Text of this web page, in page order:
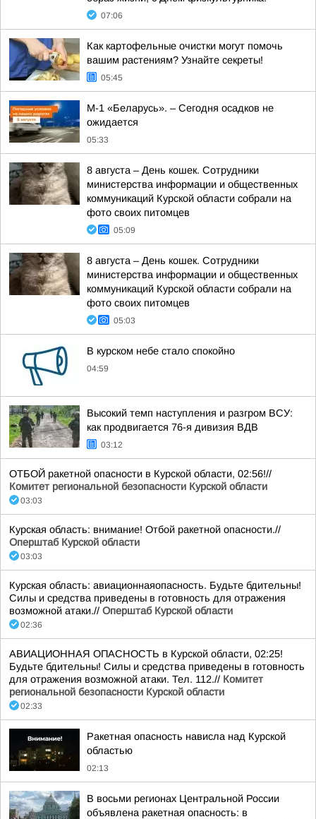
07:06
Как картофельные очистки могут помочь
вашим растениям? Узнайте секреты!
05:45
М-1 «Беларусь». – Сегодня осадков не
ожидается
05:33
8 августа – День кошек. Сотрудники
министерства информации и общественных
коммуникаций Курской области собрали на
фото своих питомцев
05:09
8 августа – День кошек. Сотрудники
министерства информации и общественных
коммуникаций Курской области собрали на
фото своих питомцев
05:03
В курском небе стало спокойно
04:59
Высокий темп наступления и разгром ВСУ:
как продвигается 76-я дивизия ВДВ
03:12
ОТБОЙ ракетной опасности в Курской области, 02:56!//
Комитет региональной безопасности Курской области
03:03
Курская область: внимание! Отбой ракетной опасности.//
Оперштаб Курской области
03:03
Курская область: авиационнаяопасность. Будьте бдительны!
Силы и средства приведены в готовность для отражения
возможной атаки.// Оперштаб Курской области
02:36
АВИАЦИОННАЯ ОПАСНОСТЬ в Курской области, 02:25!
Будьте бдительны! Силы и средства приведены в готовность
для отражения возможной атаки. Тел. 112.// Комитет
региональной безопасности Курской области
02:33
Ракетная опасность нависла над Курской
областью
02:13
В восьми регионах Центральной России
объявлена ракетная опасность: в